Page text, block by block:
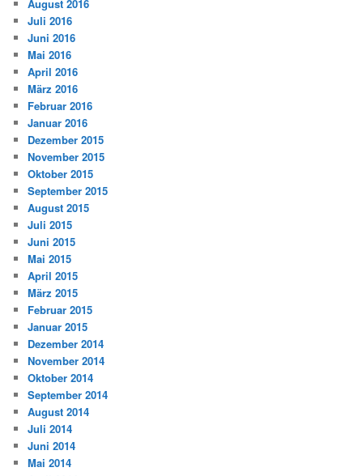
August 2016
Juli 2016
Juni 2016
Mai 2016
April 2016
März 2016
Februar 2016
Januar 2016
Dezember 2015
November 2015
Oktober 2015
September 2015
August 2015
Juli 2015
Juni 2015
Mai 2015
April 2015
März 2015
Februar 2015
Januar 2015
Dezember 2014
November 2014
Oktober 2014
September 2014
August 2014
Juli 2014
Juni 2014
Mai 2014